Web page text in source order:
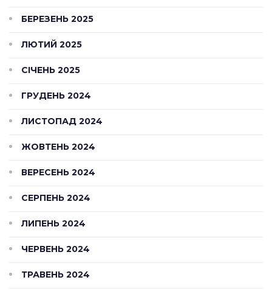
БЕРЕЗЕНЬ 2025
ЛЮТИЙ 2025
СІЧЕНЬ 2025
ГРУДЕНЬ 2024
ЛИСТОПАД 2024
ЖОВТЕНЬ 2024
ВЕРЕСЕНЬ 2024
СЕРПЕНЬ 2024
ЛИПЕНЬ 2024
ЧЕРВЕНЬ 2024
ТРАВЕНЬ 2024